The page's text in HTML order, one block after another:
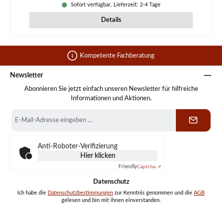
Sofort verfügbar, Lieferzeit: 2-4 Tage
Details
Kompetente Fachberatung
Newsletter
Abonnieren Sie jetzt einfach unseren Newsletter für hilfreiche
Informationen und Aktionen.
Mail-
Anti-Roboter-Verifizierung
Hier klicken
FriendlyCaptcha ⇗
Datenschutz
Ich habe die Datenschutzbestimmungen zur Kenntnis genommen und die AGB
gelesen und bin mit ihnen einverstanden.